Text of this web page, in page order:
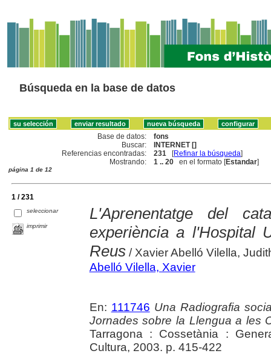
Búsqueda en la base de datos
Base de datos:
fons
Buscar:
INTERNET []
Referencias encontradas:
231 [Refinar la búsqueda]
Mostrando:
1 .. 20 en el formato [Estandar]
página 1 de 12
1 / 231
seleccionar
imprimir
L'Aprenentatge del
experiència a l'Hospital
Reus/ Xavier Abelló Vilella,
Abelló Vilella, Xavier
En: 111746 Una Radiografia
Jornades sobre la Llengua a les
Tarragona : Cossetània :
Cultura, 2003. p. 415-422